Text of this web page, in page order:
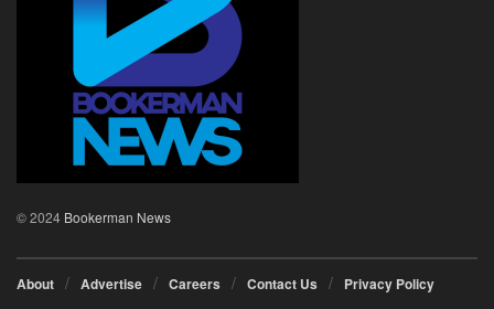
സേവ്യർ, ഡോ.എബിൻ എം സൈമൺ, ഡോ. അഷറഫ്
ജമാൽ തുടങ്ങിയവർ പത്രസമ്മേളനത്തിൽ പങ്കെടുത്തു.
© 2024 Bookerman News
About Advertise Careers Contact Us Privacy Policy